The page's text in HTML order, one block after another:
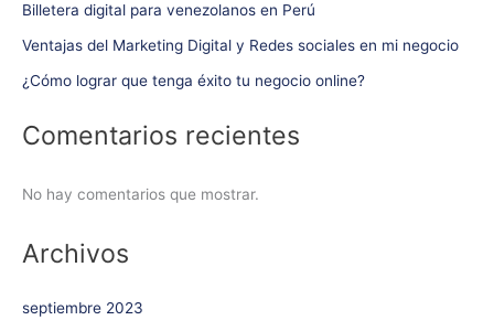
Billetera digital para venezolanos en Perú
Ventajas del Marketing Digital y Redes sociales en mi negocio
¿Cómo lograr que tenga éxito tu negocio online?
Comentarios recientes
No hay comentarios que mostrar.
Archivos
septiembre 2023